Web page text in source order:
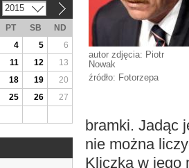
autor zdjęcia: Piotr
Nowak
źródło: Fotorzepa
bramki. Jadąc
nie można
Kliczką w jego
2015
PT SB
ND
4 5
6
11 12
13
18 19
20
25 26
27